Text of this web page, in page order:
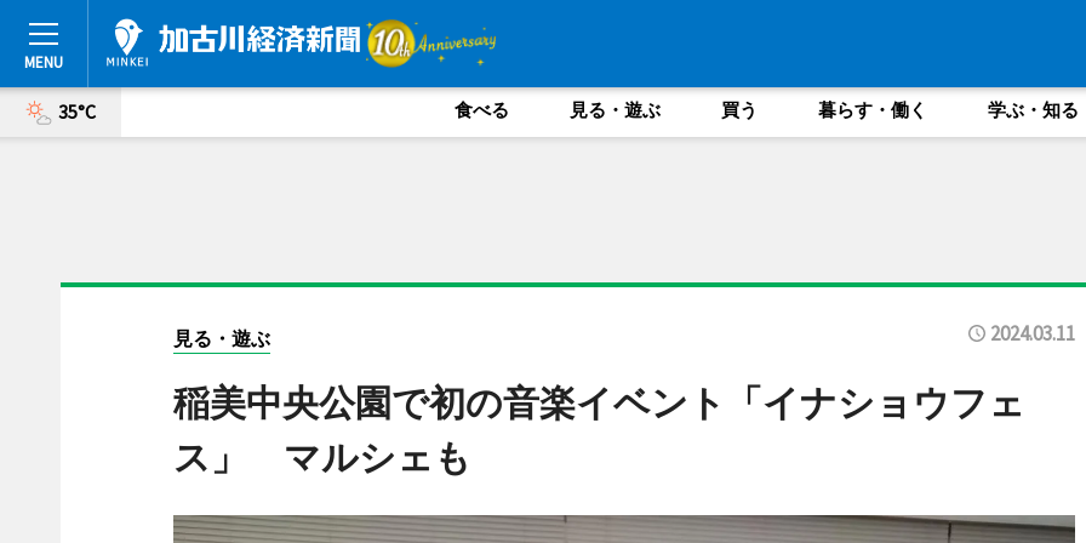
35°C 食べる 見る・遊ぶ 買う 暮らす・働く 学ぶ・知る
見る・遊ぶ 2024.03.11
稲美中央公園で初の音楽イベント「イナショウフェ
ス」 マルシェも